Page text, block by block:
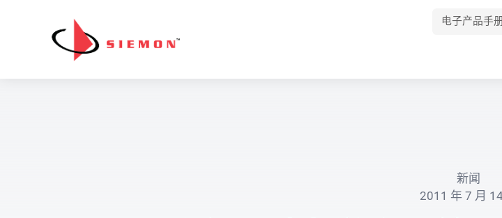
电子产品手
新闻
2011 年 7 月